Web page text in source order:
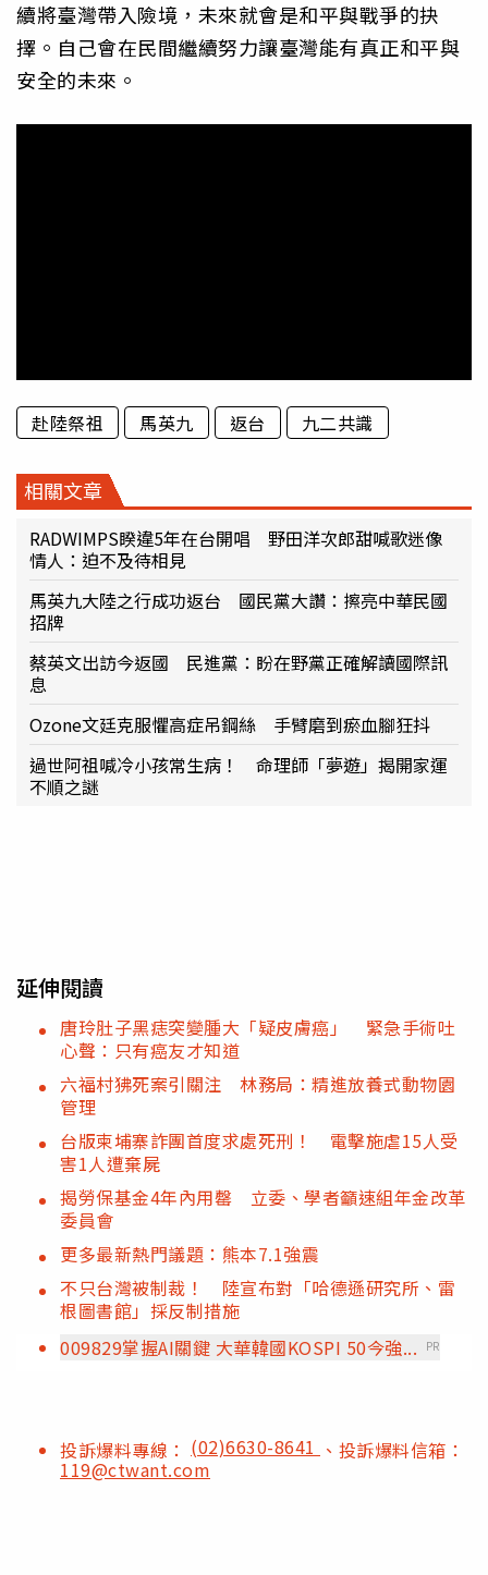
續將臺灣帶入險境，未來就會是和平與戰爭的抉
擇。自己會在民間繼續努力讓臺灣能有真正和平與
安全的未來。
赴陸祭祖 馬英九 返台 九二共識
相關文章
RADWIMPS睽違5年在台開唱 野田洋次郎甜喊歌迷像
情人：迫不及待相見
馬英九大陸之行成功返台 國民黨大讚：擦亮中華民國
招牌
蔡英文出訪今返國 民進黨：盼在野黨正確解讀國際訊
息
Ozone文廷克服懼高症吊鋼絲 手臂磨到瘀血腳狂抖
過世阿祖喊冷小孩常生病！ 命理師「夢遊」揭開家運
不順之謎
延伸閱讀
唐玲肚子黑痣突變腫大「疑皮膚癌」 緊急手術吐
心聲：只有癌友才知道
六福村狒死案引關注 林務局：精進放養式動物園
管理
台版柬埔寨詐團首度求處死刑！ 電擊施虐15人受
害1人遭棄屍
揭勞保基金4年內用罄 立委、學者籲速組年金改革
委員會
更多最新熱門議題：熊本7.1強震
不只台灣被制裁！ 陸宣布對「哈德遜研究所、雷
根圖書館」採反制措施
009829掌握AI關鍵 大華韓國KOSPI 50今強...
PR
投訴爆料專線： (02)6630-8641 、投訴爆料信箱：
119@ctwant.com